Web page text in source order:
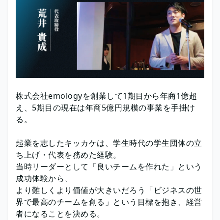
株式会社emologyを創業して1期目から年商1億超
え、5期目の現在は年商5億円規模の事業を手掛け
る。
起業を志したキッカケは、学生時代の学生団体の立
ち上げ・代表を務めた経験。
当時リーダーとして「良いチームを作れた」という
成功体験から、
より難しくより価値が大きいだろう「ビジネスの世
界で最高のチームを創る」という目標を抱き、経営
者になることを決める。